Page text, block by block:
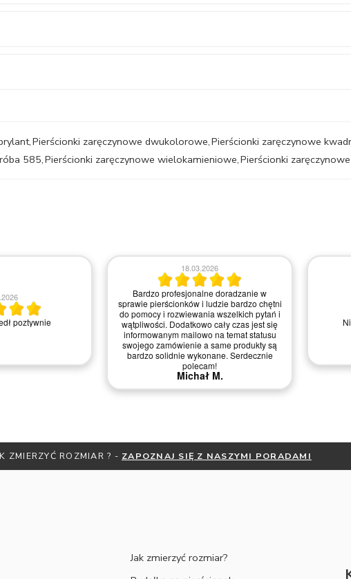
,Pierścionki zaręczynowe dwukolorowe,Pierścionki zaręczynowe
585,Pierścionki zaręczynowe wielokamieniowe,Pierścionki
poztywnie
18.03.2026
Bardzo profesjonalne doradzanie w
sprawie pierścionków i ludzie bardzo chętni
do pomocy i rozwiewania wszelkich pytań i
wątpliwości. Dodatkowo cały czas jest się
informowanym mailowo na temat statusu
swojego zamówienie a same produkty są
bardzo solidnie wykonane. Serdecznie
polecam!
Michał M.
ZMIERZYĆ ROZMIAR ? - ZAPOZNAJ SIĘ Z NASZYMI PORADAMI
Jak zmierzyć rozmiar?